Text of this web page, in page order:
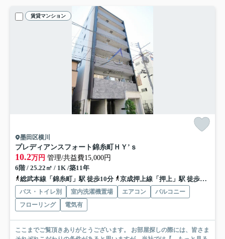
賃貸マンション
墨田区横川
プレディアンスフォート錦糸町ＨＹ’ｓ
10.2万円 管理/共益費15,000円
6階 / 25.22㎡ / 1K /築11年
総武本線「錦糸町」駅 徒歩10分
京成押上線「押上」駅 徒歩10分
バス・トイレ別 室内洗濯機置場 エアコン
バルコニー
フローリング
電気有
ここまでご覧頂きありがとうございます。 お部屋探しの際には、皆さま